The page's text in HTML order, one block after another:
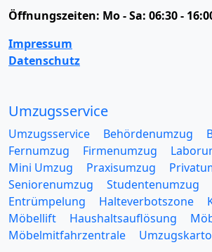
Öffnungszeiten: Mo - Sa: 06:30 -
Impressum
Datenschutz
Umzugsservice
Umzugsservice Behördenumzug
Fernumzug
Firmenumzug
Mini Umzug
Praxisumzug
Seniorenumzug
Studentenumzug
Entrümpelung
Halteverbotszone
Möbellift
Haushaltsauflösung
Möbelmitfahrzentrale